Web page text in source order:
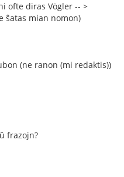
ofte diras Vögler -- >
ŝatas mian nomon)
(ne ranon (mi redaktis))
frazojn?